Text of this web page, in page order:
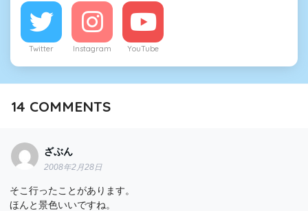
Twitter Instagram YouTube
14 COMMENTS
ざぶん
2008年2月28日
そこ行ったことがあります。
ほんと景色いいですね。